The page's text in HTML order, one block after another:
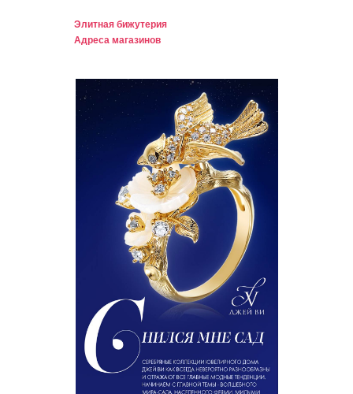
Элитная бижутерия
Адреса магазинов